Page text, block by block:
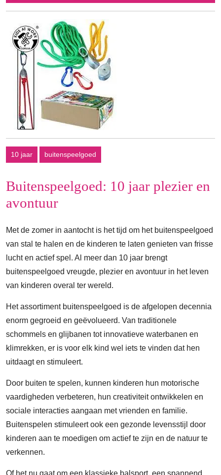
maart
10 jaar buitenspeelgoed
Buitenspeelgoed: 10 jaar plezier en
avontuur
Met de zomer in aantocht is het tijd om het buitenspeelgoed
van stal te halen en de kinderen te laten genieten van frisse
lucht en actief spel. Al meer dan 10 jaar brengt
buitenspeelgoed vreugde, plezier en avontuur in het leven
van kinderen overal ter wereld.
Het assortiment buitenspeelgoed is de afgelopen decennia
enorm gegroeid en geëvolueerd. Van traditionele
schommels en glijbanen tot innovatieve waterbanen en
klimrekken, er is voor elk kind wel iets te vinden dat hen
uitdaagt en stimuleert.
Door buiten te spelen, kunnen kinderen hun motorische
vaardigheden verbeteren, hun creativiteit ontwikkelen en
sociale interacties aangaan met vrienden en familie.
Buitenspelen stimuleert ook een gezonde levensstijl door
kinderen aan te moedigen om actief te zijn en de natuur te
verkennen.
Of het nu gaat om een klassieke balsport, een spannend